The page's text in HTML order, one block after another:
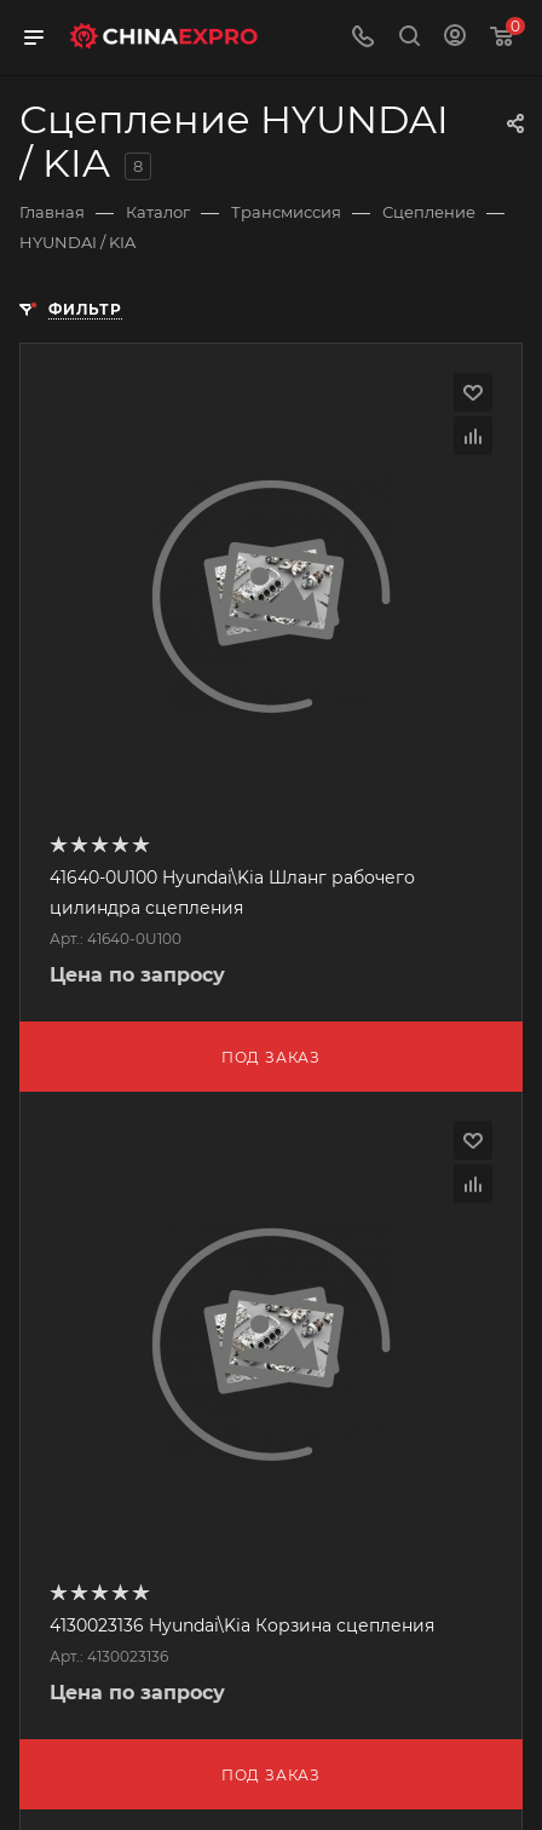
0
Сцепление HYUNDAI
/ KIA
8
Главная — Каталог — Трансмиссия — Сцепление —
HYUNDAI / KIA
ФИЛЬТР
41640-0U100 Hyundai\Kia Шланг рабочего
цилиндра сцепления
Арт.: 41640-0U100
Цена по запросу
ПОД ЗАКАЗ
4130023136 Hyundai\Kia Корзина сцепления
Арт.: 4130023136
Цена по запросу
ПОД ЗАКАЗ